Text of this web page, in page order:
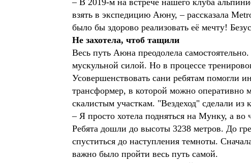
– В 2019-м на встрече нашего клуба
взять в экспедицию Аюну, – рассказала
было бы здорово реализовать её мечту!
Не захотела, чтоб тащили
Весь путь Аюна преодолела
мускульной силой. Но в процессе
Усовершенствовать сани ребятам помогли
трансформер, в которой можно оперативно
скалистым участкам. "Вездеход" сделали из
– Я просто хотела подняться на Мунку, а
Ребята дошли до высоты 3238 метров. До
спуститься до наступления темноты.
важно было пройти весь путь самой.